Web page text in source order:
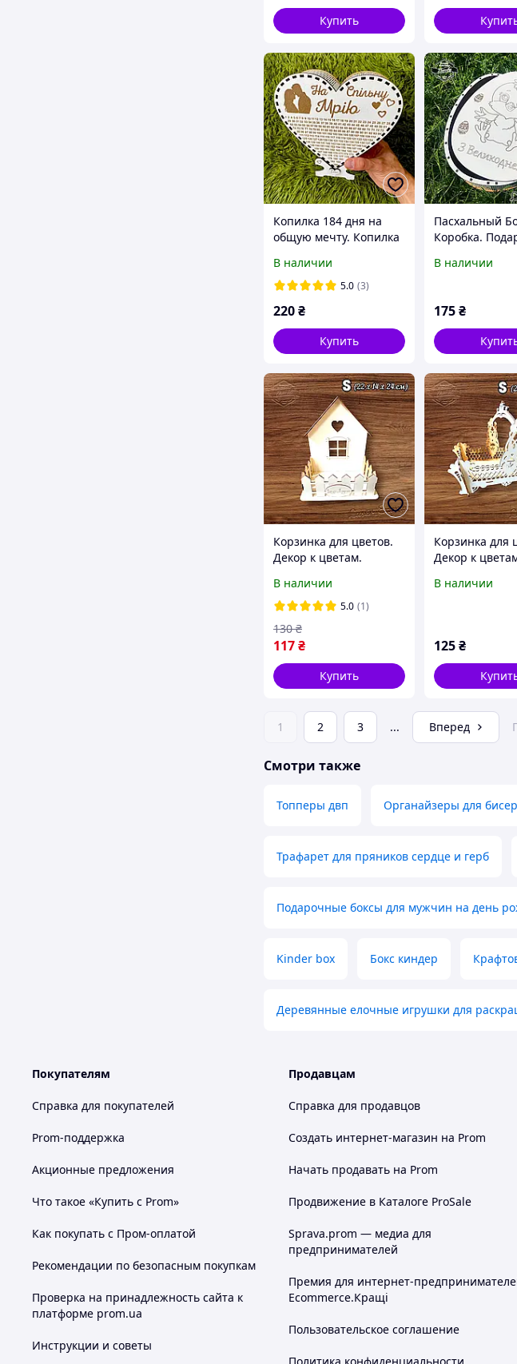
Купить
Копилка 184 дня на
общую мечту. Копилка
В наличии
5.0 (3)
220₴
Купить
Пасхальный
Коробка.
В наличии
175₴
Корзинка для цветов.
Декор к цветам.
№3 (S)
В наличии
5.0 (1)
117₴
130 ₴
Купить
Корзинка для
Декор к
№4 (S)
В наличии
125₴
1 2 3 ... Вперед
Смотри также
Топперы двп Органайзеры для
Трафарет для пряников сердце и герб
Подарочные боксы для мужчин на день
Kinder box Бокс киндер
Деревянные елочные игрушки для
Покупателям
Справка для покупателей
Prom-поддержка
Акционные предложения
Что такое «Купить с Prom»
Как покупать с Пром-оплатой
Рекомендации по безопасным покупкам
Проверка на принадлежность сайта к
платформе prom.ua
Инструкции и советы
Продавцам
Справка для продавцов
Создать интернет-магазин на Prom
Начать продавать на Prom
Продвижение в Каталоге ProSale
Sprava.prom — медиа для
предпринимателей
Премия для интернет-
Ecommerce.Кращі
Пользовательское соглашение